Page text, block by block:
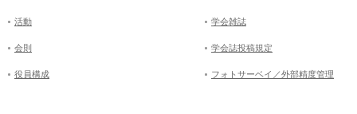
活動
会則
役員構成
学会雑誌
学会誌投稿規定
フォトサーベイ／外部精度管理